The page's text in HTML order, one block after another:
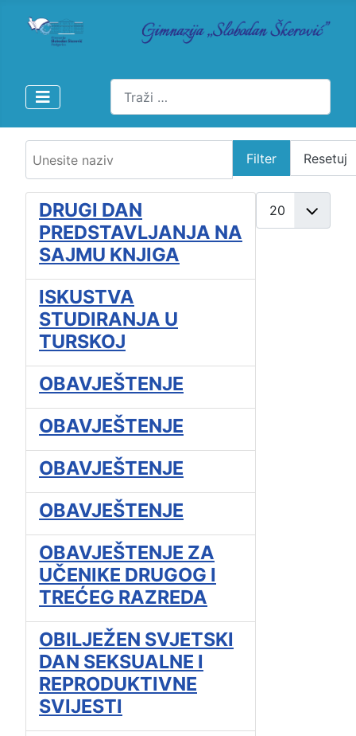
Pretraži
Filter Resetuj
DRUGI DAN
PREDSTAVLJANJA NA
SAJMU KNJIGA
ISKUSTVA
STUDIRANJA U
TURSKOJ
OBAVJEŠTENJE
OBAVJEŠTENJE
OBAVJEŠTENJE
OBAVJEŠTENJE
OBAVJEŠTENJE ZA
UČENIKE DRUGOG I
TREĆEG RAZREDA
OBILJEŽEN SVJETSKI
DAN SEKSUALNE I
REPRODUKTIVNE
SVIJESTI